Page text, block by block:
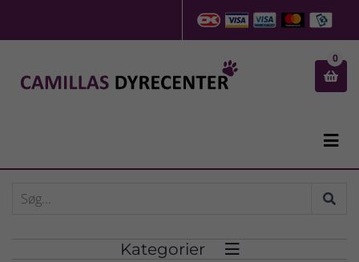

0

Kategorier 